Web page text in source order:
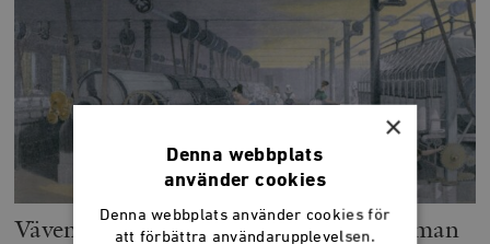
Väven som binder mänskligheten samman
×
Denna webbplats
använder cookies
Denna webbplats använder cookies för
att förbättra användarupplevelsen.